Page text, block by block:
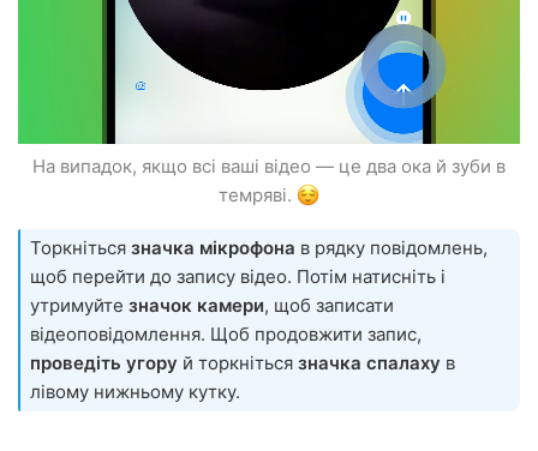
На випадок, якщо всі ваші відео — це два ока й зуби в
темряві.
Торкніться значка мікрофона в рядку повідомлень,
щоб перейти до запису відео. Потім натисніть і
утримуйте значок камери, щоб записати
відеоповідомлення. Щоб продовжити запис,
проведіть угору й торкніться значка спалаху в
лівому нижньому кутку.